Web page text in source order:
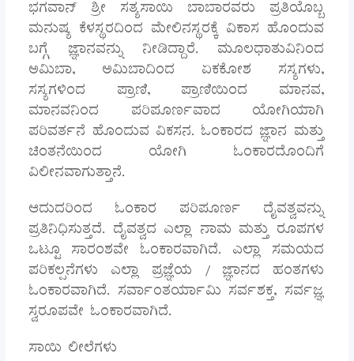
ಭಗವಾನ್ ಶ್ರೀ ಸತ್ಯಸಾಯಿ ಬಾಬಾರವರು ಪ್ರತಿಯೊಬ್ಬ
ಮನುಷ್ಯ ಕೆಳಸ್ಥರದಿಂದ ಮೇಲಿನಸ್ಥರಕ್ಕೆ ವಿಕಾಸ ಹೊಂದುವ
ಬಗ್ಗೆ ಜ್ಞಾನವನ್ನು ನೀಡಿದ್ದಾರೆ. ಮೂಲಧಾತುವಿನಿಂದ
ಅಮಿಬಾ, ಅಮಿಬಾದಿಂದ ಏಕಕೋಶ ಸಸ್ಯಗಳು,
ಸಸ್ಯಗಳಿಂದ ಪ್ರಾಣಿ, ಪ್ರಾಣಿಯಿಂದ ಮಾನವ,
ಮಾನವನಿಂದ ಪರಿಪೂರ್ಣವಾದ ಯೋಗಿಯಾಗಿ
ಪರಿವರ್ತನೆ ಹೊಂದುವ ವಿಕಸನ. ಓಂಕಾರದ ಜ್ಞಾನ ಮತ್ತು
ಚಿಂತನೆಯಿಂದ ಯೋಗಿ ಓಂಕಾರದೊಂದಿಗೆ
ವಿಲೀನವಾಗುತ್ತಾನೆ.
ಆದುದರಿಂದ ಓಂಕಾರ ಪರಿಪೂರ್ಣ ದೈವತ್ವವನ್ನು
ಪ್ರತಿನಿಧಿಸುತ್ತದೆ. ದೈವತ್ವದ ಎಲ್ಲಾ ನಾಮ ಮತ್ತು ರೂಪಗಳ
ಒಟ್ಟೂ ಸಾರಂಶವೇ ಓಂಕಾರವಾಗಿದೆ. ಎಲ್ಲಾ ಸಮಯದ
ಪರಿಕಲ್ಪನೆಗಳು ಎಲ್ಲಾ ಪ್ರಜ್ಞೆಯ / ಜ್ಞಾನದ ಹಂತಗಳು
ಓಂಕಾರವಾಗಿದೆ. ಸರ್ವಾಂತರ್ಯಾಮಿ ಸರ್ವಶಕ್ತ, ಸರ್ವಜ್ಞ
ಸ್ವರೂಪವೇ ಓಂಕಾರವಾಗಿದೆ.
ಸಾಯಿ ಲೀಲೆಗಳು